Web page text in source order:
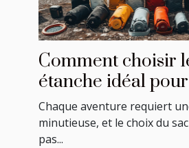
Comment choisir
étanche idéal
activité ?
Chaque aventure requiert
minutieuse, et le choix du
pas...